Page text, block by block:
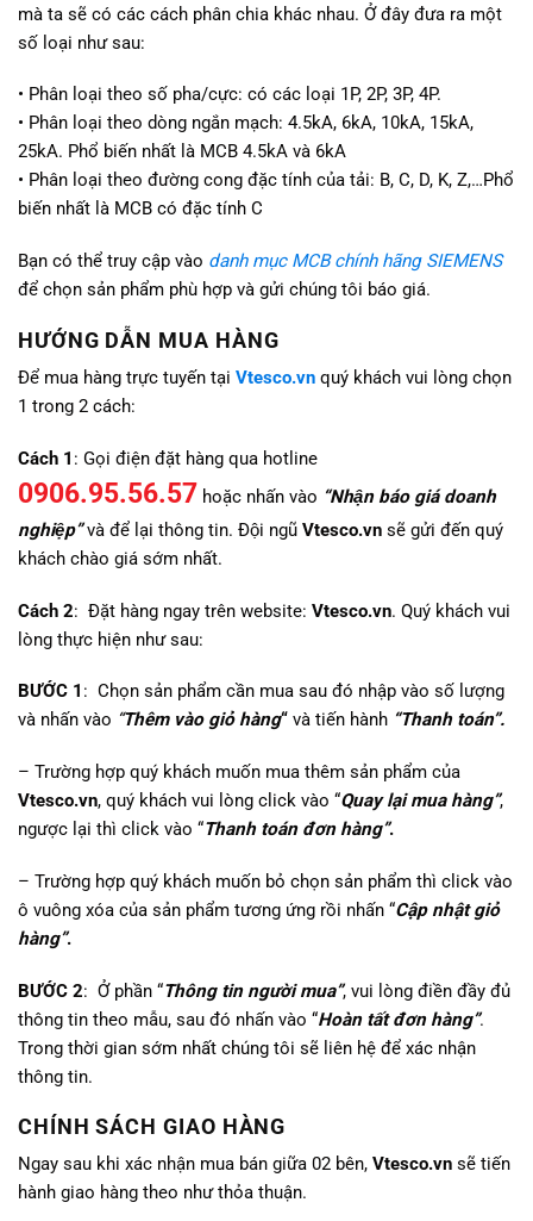
mà ta sẽ có các cách phân chia khác nhau. Ở đây đưa ra một
số loại như sau:
• Phân loại theo số pha/cực: có các loại 1P, 2P, 3P, 4P.
• Phân loại theo dòng ngắn mạch: 4.5kA, 6kA, 10kA, 15kA,
25kA. Phổ biến nhất là MCB 4.5kA và 6kA
• Phân loại theo đường cong đặc tính của tải: B, C, D, K, Z,…Phổ
biến nhất là MCB có đặc tính C
Bạn có thể truy cập vào danh mục MCB chính hãng SIEMENS
để chọn sản phẩm phù hợp và gửi chúng tôi báo giá.
HƯỚNG DẪN MUA HÀNG
Để mua hàng trực tuyến tại Vtesco.vn quý khách vui lòng chọn
1 trong 2 cách:
Cách 1 : Gọi điện đặt hàng qua hotline
0906.95.56.57 hoặc nhấn vào “Nhận báo giá doanh
nghiệp”và để lại thông tin. Đội ngũ Vtesco.vn sẽ gửi đến quý
khách chào giá sớm nhất.
Cách 2: Đặt hàng ngay trên website: Vtesco.vn. Quý khách vui
lòng thực hiện như sau:
BƯỚC 1 : Chọn sản phẩm cần mua sau đó nhập vào số lượng
và nhấn vào “Thêm vào giỏ hàng“ và tiến hành “Thanh toán”.
– Trường hợp quý khách muốn mua thêm sản phẩm của
Vtesco.vn, quý khách vui lòng click vào “Quay lại mua hàng”,
ngược lại thì click vào “Thanh toán đơn hàng”.
– Trường hợp quý khách muốn bỏ chọn sản phẩm thì click vào
ô vuông xóa của sản phẩm tương ứng rồi nhấn “Cập nhật giỏ
hàng”.
BƯỚC 2: Ở phần “Thông tin người mua”, vui lòng điền đầy đủ
thông tin theo mẫu, sau đó nhấn vào “Hoàn tất đơn hàng”.
Trong thời gian sớm nhất chúng tôi sẽ liên hệ để xác nhận
thông tin.
CHÍNH SÁCH GIAO HÀNG
Ngay sau khi xác nhận mua bán giữa 02 bên, Vtesco.vn sẽ tiến
hành giao hàng theo như thỏa thuận.